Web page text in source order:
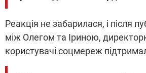
Реакція не забарилася, і після
між Олегом та Іриною,
користувачі соцмереж